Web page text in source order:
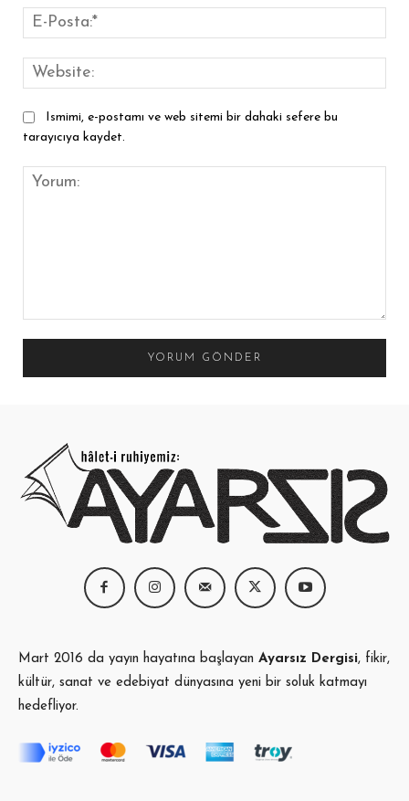
Ismimi, e-postamı ve web sitemi bir dahaki sefere bu
tarayıcıya kaydet.
Mart 2016 da yayın hayatına başlayan Ayarsız Dergisi, fikir,
kültür, sanat ve edebiyat dünyasına yeni bir soluk katmayı
hedefliyor.